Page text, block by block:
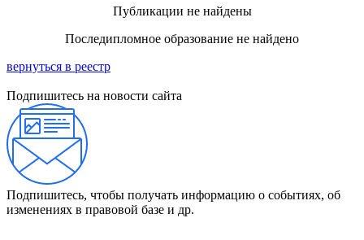
Публикации не найдены
Последипломное образование не найдено
вернуться в реестр
Подпишитесь на новости сайта
Подпишитесь, чтобы получать информацию о событиях, об
изменениях в правовой базе и др.